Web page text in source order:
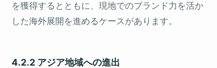
を獲得するとともに、現地でのブランド力を活か
した海外展開を進めるケースがあります。
4.2.2 アジア地域への進出